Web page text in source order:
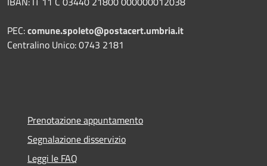
PEC:comune.spoleto@postacert.umbria.it
Centralino Unico: 0743 2181
Prenotazione appuntamento
Segnalazione disservizio
Leggi le FAQ